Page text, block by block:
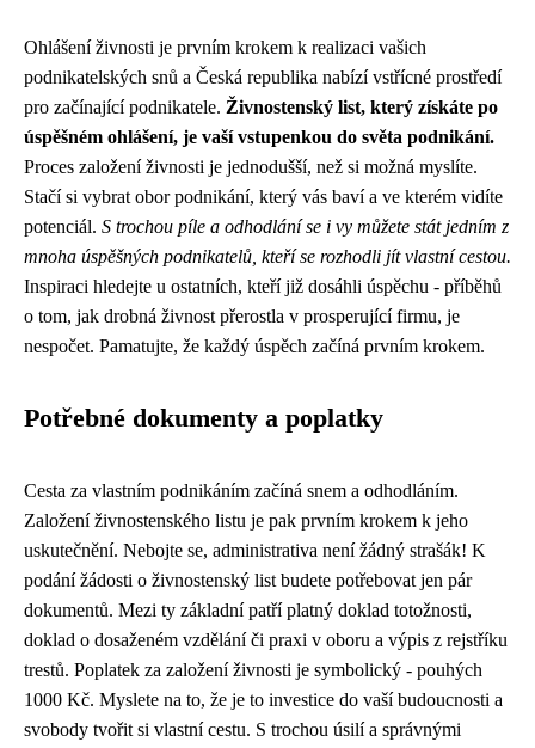
Ohlášení živnosti je prvním krokem k realizaci vašich
podnikatelských snů a Česká republika nabízí vstřícné prostředí
pro začínající podnikatele. Živnostenský list, který získáte po
úspěšném ohlášení, je vaší vstupenkou do světa podnikání.
Proces založení živnosti je jednodušší, než si možná myslíte.
Stačí si vybrat obor podnikání, který vás baví a ve kterém vidíte
potenciál. S trochou píle a odhodlání se i vy můžete stát jedním z
mnoha úspěšných podnikatelů, kteří se rozhodli jít vlastní cestou.
Inspiraci hledejte u ostatních, kteří již dosáhli úspěchu - příběhů
o tom, jak drobná živnost přerostla v prosperující firmu, je
nespočet. Pamatujte, že každý úspěch začíná prvním krokem.
Potřebné dokumenty a poplatky
Cesta za vlastním podnikáním začíná snem a odhodláním.
Založení živnostenského listu je pak prvním krokem k jeho
uskutečnění. Nebojte se, administrativa není žádný strašák! K
podání žádosti o živnostenský list budete potřebovat jen pár
dokumentů. Mezi ty základní patří platný doklad totožnosti,
doklad o dosaženém vzdělání či praxi v oboru a výpis z rejstříku
trestů. Poplatek za založení živnosti je symbolický - pouhých
1000 Kč. Myslete na to, že je to investice do vaší budoucnosti a
svobody tvořit si vlastní cestu. S trochou úsilí a správnými